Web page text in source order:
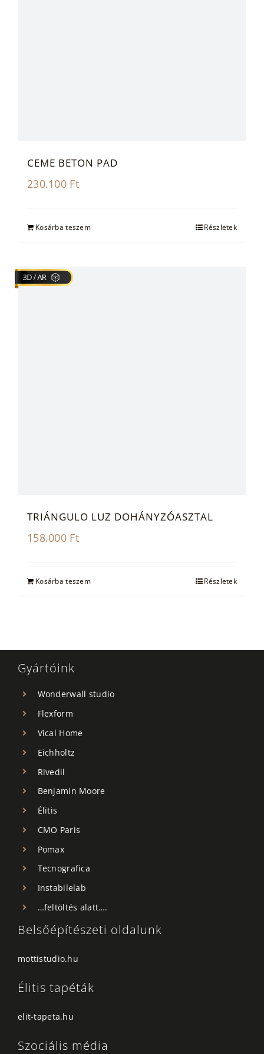
CEME BETON PAD
230.100 Ft
Kosárba teszem Részletek
TRIÁNGULO LUZ DOHÁNYZÓASZTAL
158.000 Ft
Kosárba teszem Részletek
Gyártóink
Wonderwall studio
Flexform
Vical Home
Eichholtz
Rivedil
Benjamin Moore
Élitis
CMO Paris
Pomax
Tecnografica
Instabilelab
…feltöltés alatt….
Belsőépítészeti oldalunk
mottistudio.hu
Élitis tapéták
elit-tapeta.hu
Szociális média